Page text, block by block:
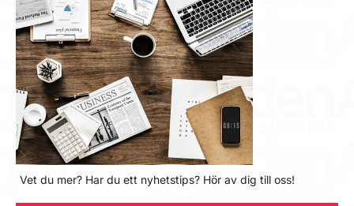
Vet du mer? Har du ett nyhetstips? Hör av dig till oss!